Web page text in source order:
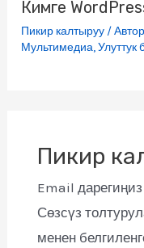
Кимге
Пикир калтыруу /
Мультимедиа,Улуттук
Пикир
Email
Сөзсүз
менен